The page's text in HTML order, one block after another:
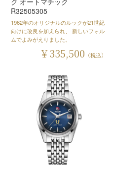
R32505305
1962年のオリジナルのルックが21世紀
向けに改良を加えられ、 新しいフォル
ムでよみがえりました。
￥335,500 （税込）